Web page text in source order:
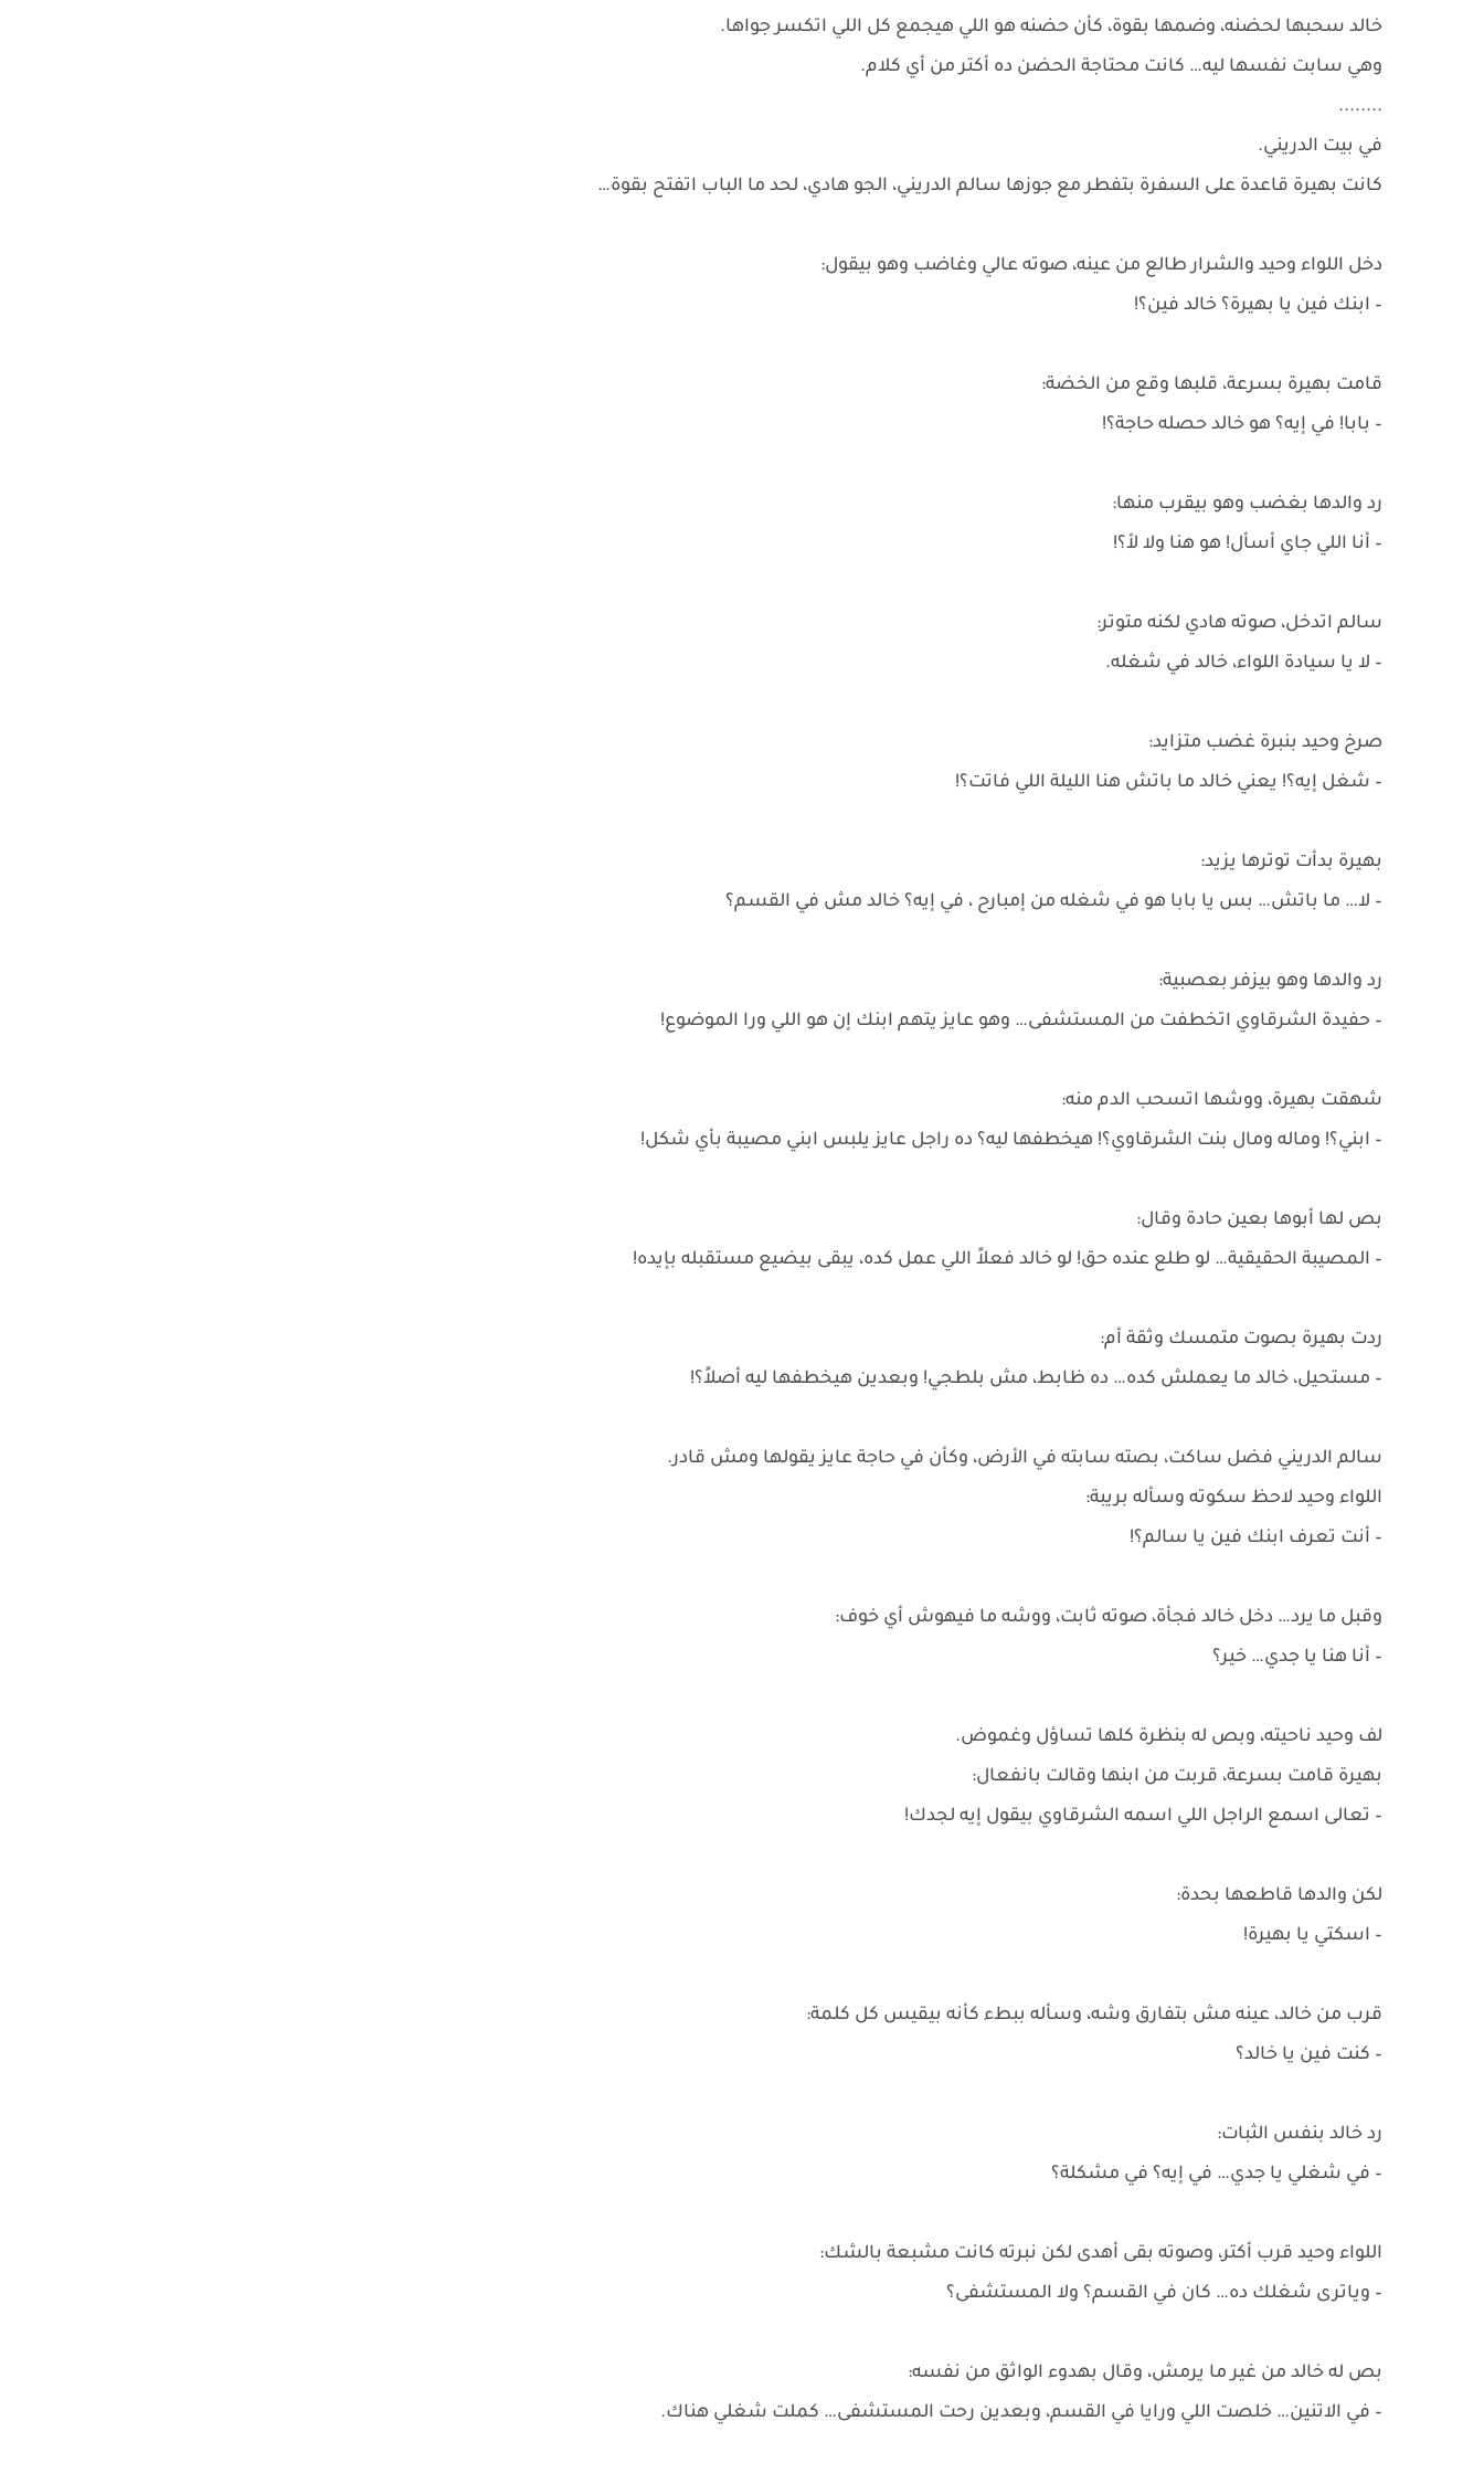
خالد سحبها لحضنه، وضمها بقوة، كأن حضنه هو اللي هيجمع كل اللي اتكسر جواها.
وهي سابت نفسها ليه… كانت محتاجة الحضن ده أكتر من أي كلام.
........
في بيت الدريني.
كانت بهيرة قاعدة على السفرة بتفطر مع جوزها سالم الدريني، الجو هادي، لحد ما الباب اتفتح بقوة…
دخل اللواء وحيد والشرار طالع من عينه، صوته عالي وغاضب وهو بيقول:
– ابنك فين يا بهيرة؟ خالد فين؟!
قامت بهيرة بسرعة، قلبها وقع من الخضة:
– بابا! في إيه؟ هو خالد حصله حاجة؟!
رد والدها بغضب وهو بيقرب منها:
– أنا اللي جاي أسأل! هو هنا ولا لأ؟!
سالم اتدخل، صوته هادي لكنه متوتر:
– لا يا سيادة اللواء، خالد في شغله.
صرخ وحيد بنبرة غضب متزايد:
– شغل إيه؟! يعني خالد ما باتش هنا الليلة اللي فاتت؟!
بهيرة بدأت توترها يزيد:
– لا… ما باتش… بس يا بابا هو في شغله من إمبارح ، في إيه؟ خالد مش في القسم؟
رد والدها وهو بيزفر بعصبية:
– حفيدة الشرقاوي اتخطفت من المستشفى… وهو عايز يتهم ابنك إن هو اللي ورا الموضوع!
شهقت بهيرة، ووشها اتسحب الدم منه:
– ابني؟! وماله ومال بنت الشرقاوي؟! هيخطفها ليه؟ ده راجل عايز يلبس ابني مصيبة بأي شكل!
بص لها أبوها بعين حادة وقال:
– المصيبة الحقيقية… لو طلع عنده حق! لو خالد فعلاً اللي عمل كده، يبقى بيضيع مستقبله بإيده!
ردت بهيرة بصوت متمسك وثقة أم:
– مستحيل، خالد ما يعملش كده… ده ظابط، مش بلطجي! وبعدين هيخطفها ليه أصلاً؟!
سالم الدريني فضل ساكت، بصته سابته في الأرض، وكأن في حاجة عايز يقولها ومش قادر.
اللواء وحيد لاحظ سكوته وسأله بريبة:
– أنت تعرف ابنك فين يا سالم؟!
وقبل ما يرد… دخل خالد فجأة، صوته ثابت، ووشه ما فيهوش أي خوف:
– أنا هنا يا جدي… خير؟
لف وحيد ناحيته، وبص له بنظرة كلها تساؤل وغموض.
بهيرة قامت بسرعة، قربت من ابنها وقالت بانفعال:
– تعالى اسمع الراجل اللي اسمه الشرقاوي بيقول إيه لجدك!
لكن والدها قاطعها بحدة:
– اسكتي يا بهيرة!
قرب من خالد، عينه مش بتفارق وشه، وسأله ببطء كأنه بيقيس كل كلمة:
– كنت فين يا خالد؟
رد خالد بنفس الثبات:
– في شغلي يا جدي… في إيه؟ في مشكلة؟
اللواء وحيد قرب أكتر، وصوته بقى أهدى لكن نبرته كانت مشبعة بالشك:
– وياترى شغلك ده… كان في القسم؟ ولا المستشفى؟
بص له خالد من غير ما يرمش، وقال بهدوء الواثق من نفسه:
– في الاتنين… خلصت اللي ورايا في القسم، وبعدين رحت المستشفى… كملت شغلي هناك.